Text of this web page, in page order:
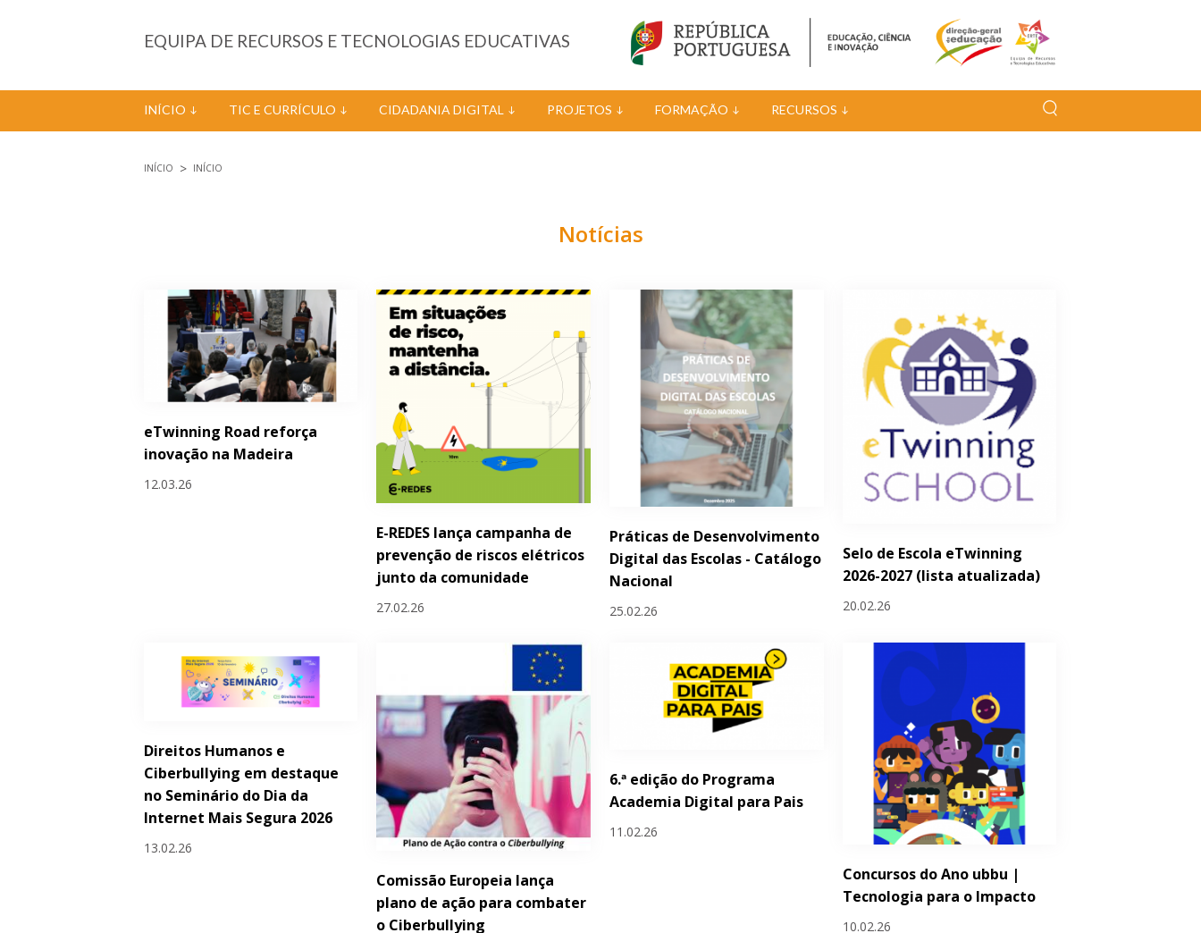
EQUIPA DE RECURSOS E TECNOLOGIAS EDUCATIVAS
INÍCIO TIC E CURRÍCULO CIDADANIA DIGITAL PROJETOS FORMAÇÃO RECURSOS
INÍCIO INÍCIO
Notícias
eTwinning Road reforça
inovação na Madeira
12.03.26
E-REDES lança campanha de
prevenção de riscos elétricos
junto da comunidade
27.02.26
Práticas de Desenvolvimento
Digital das Escolas - Catálogo
Nacional
25.02.26
Selo de Escola eTwinning
2026-2027 (lista atualizada)
20.02.26
Direitos Humanos e
Ciberbullying em destaque
no Seminário do Dia da
Internet Mais Segura 2026
13.02.26
Comissão Europeia lança
plano de ação para combater
o Ciberbullying
6.ª edição do Programa
Academia Digital para Pais
11.02.26
Concursos do Ano ubbu |
Tecnologia para o Impacto
10.02.26
Páginas